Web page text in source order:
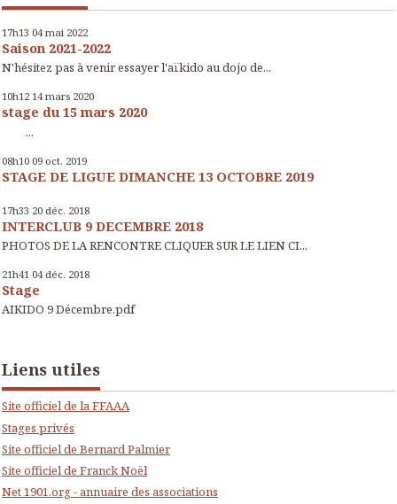
17h13 04 mai 2022
Saison 2021-2022
N'hésitez pas à venir essayer l'aïkido au dojo de...
10h12 14 mars 2020
stage du 15 mars 2020
...
08h10 09 oct. 2019
STAGE DE LIGUE DIMANCHE 13 OCTOBRE 2019
17h33 20 déc. 2018
INTERCLUB 9 DECEMBRE 2018
PHOTOS DE LA RENCONTRE CLIQUER SUR LE LIEN CI...
21h41 04 déc. 2018
Stage
AIKIDO 9 Décembre.pdf
Liens utiles
Site officiel de la FFAAA
Stages privés
Site officiel de Bernard Palmier
Site officiel de Franck Noël
Net 1901.org - annuaire des associations